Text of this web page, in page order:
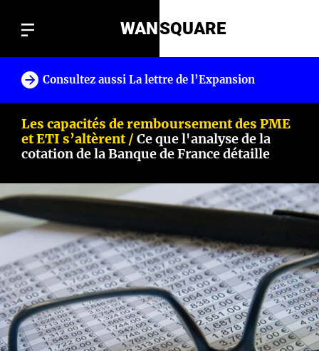
WANSQUARE
Consultez aussi La lettre de l’Expansion
Les capacités de remboursement des PME
et ETI s’altèrent / Ce que l'analyse de la
cotation de la Banque de France détaille